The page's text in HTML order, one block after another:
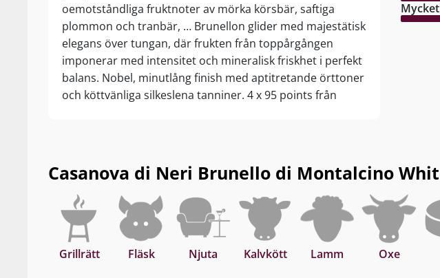
oemotståndliga fruktnoter av mörka körsbär, saftiga
plommon och tranbär, … Brunellon glider med majestätisk
elegans över tungan, där frukten från toppårgången
imponerar med intensitet och mineralisk friskhet i perfekt
balans. Nobel, minutlång finish med aptitretande örttoner
och köttvänliga silkeslena tanniner. 4 x 95 points från
Casanova di Neri Brunello di Montalcino
Grillrätt Fläsk Njuta Kalvkött Lamm Oxe